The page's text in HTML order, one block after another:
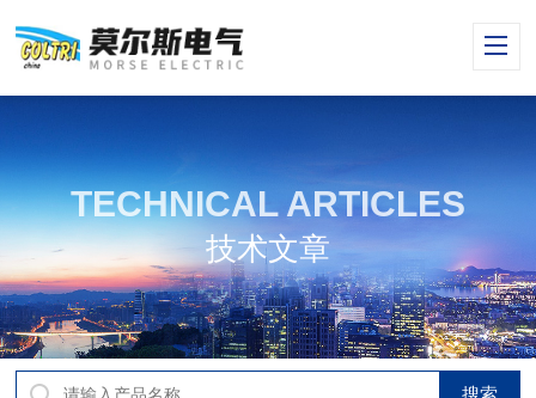
TECHNICAL ARTICLES
技术文章